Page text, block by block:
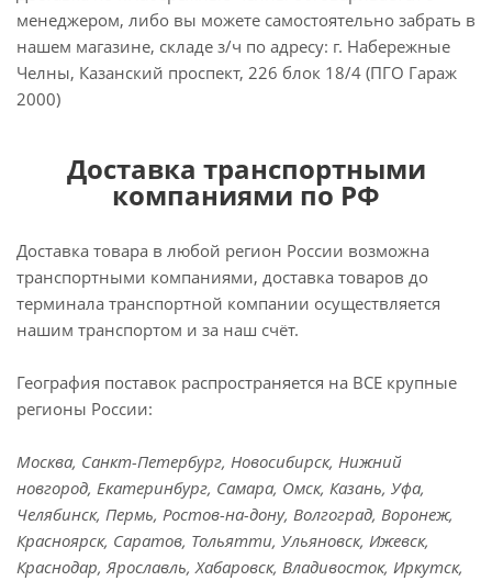
менеджером, либо вы можете самостоятельно забрать в
нашем магазине, складе з/ч по адресу: г. Набережные
Челны, Казанский проспект, 226 блок 18/4 (ПГО Гараж
2000)
Доставка транспортными
компаниями по РФ
Доставка товара в любой регион России возможна
транспортными компаниями, доставка товаров до
терминала транспортной компании осуществляется
нашим транспортом и за наш счёт.
География поставок распространяется на ВСЕ крупные
регионы России:
Москва, Санкт-Петербург, Новосибирск, Нижний
новгород, Екатеринбург, Самара, Омск, Казань, Уфа,
Челябинск, Пермь, Ростов-на-дону, Волгоград, Воронеж,
Красноярск, Саратов, Тольятти, Ульяновск, Ижевск,
Краснодар, Ярославль, Хабаровск, Владивосток, Иркутск,